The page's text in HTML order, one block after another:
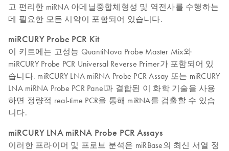
고 편리한 miRNA 아데닐중합체형성 및 역전사를 수행하는
데 필요한 모든 시약이 포함되어 있습니다.
miRCURY Probe PCR Kit
이 키트에는 고성능 QuantiNova Probe Master Mix와
miRCURY Probe PCR Universal Reverse Primer가 포함되어 있
습니다. miRCURY LNA miRNA Probe PCR Assay 또는 miRCURY
LNA miRNA Probe PCR Panel과 결합된 이 화학 기술을 사용
하면 정량적 real-time PCR을 통해 miRNA를 검출할 수 있습
니다.
miRCURY LNA miRNA Probe PCR Assays
이러한 프라이머 및 프로브 분석은 miRBase의 최신 서열 정